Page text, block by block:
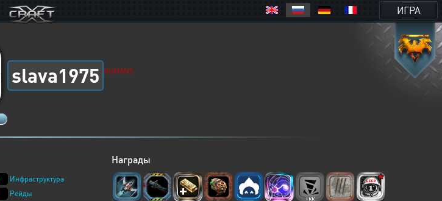
ИГРА
slava1975 HUMANS
Инфраструктура
Рейды
Награды